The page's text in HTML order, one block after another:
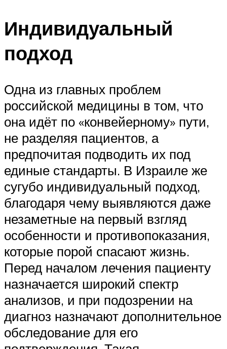
Индивидуальный
подход
Одна из главных проблем
российской медицины в том, что
она идёт по «конвейерному» пути,
не разделяя пациентов, а
предпочитая подводить их под
единые стандарты. В Израиле же
сугубо индивидуальный подход,
благодаря чему выявляются даже
незаметные на первый взгляд
особенности и противопоказания,
которые порой спасают жизнь.
Перед началом лечения пациенту
назначается широкий спектр
анализов, и при подозрении на
диагноз назначают дополнительное
обследование для его